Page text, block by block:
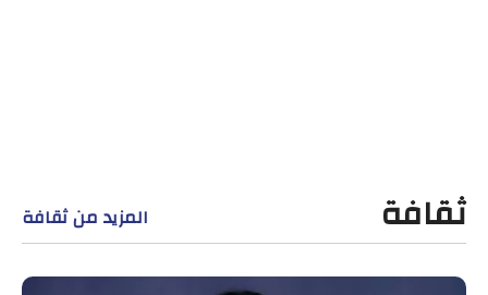
ثقافة المزيد من ثقافة